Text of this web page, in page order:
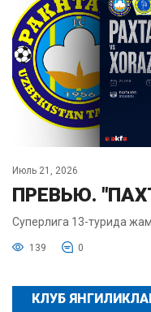
Июль 21, 2026
ПРЕВЬЮ.
Суперлига 13-турида
139 0
КЛУБ